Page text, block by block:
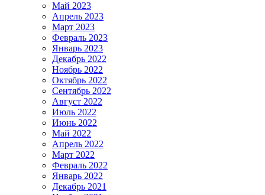
Май 2023
Апрель 2023
Март 2023
Февраль 2023
Январь 2023
Декабрь 2022
Ноябрь 2022
Октябрь 2022
Сентябрь 2022
Август 2022
Июль 2022
Июнь 2022
Май 2022
Апрель 2022
Март 2022
Февраль 2022
Январь 2022
Декабрь 2021